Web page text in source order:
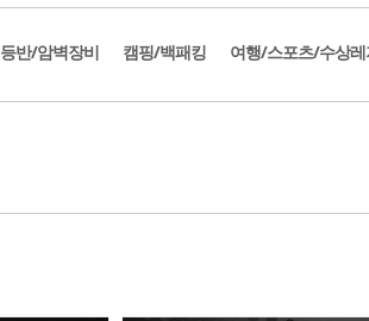
등반/암벽장비 캠핑/백패킹 여행/스포츠/수상레